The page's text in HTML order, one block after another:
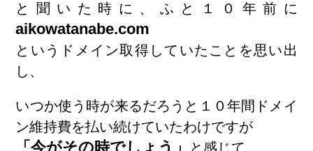
と聞いた時に、ふと１０年前に
aikowatanabe.com
というドメイン取得していたことを思い出
し、
いつか使う時が来るだろうと１０年間ドメイ
ン維持費を払い続けていたわけですが
「今がその時でしょう」 と感じて、